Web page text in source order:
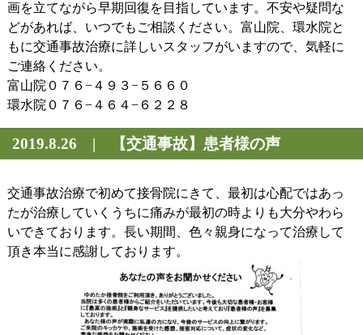
画を立てながら早期回復を目指しています。不安や疑問な
どがあれば、いつでもご相談ください。富山院、環水院と
もに交通事故治療に詳しいスタッフがいますので、気軽に
ご連絡ください。
富山院０７６−４９３−５６６０
環水院０７６−４６４−６２２８
2019.8.26 | 【交通事故】患者様の声
交通事故治療で初めて接骨院にきて、最初は心配ではあっ
たが治療していくうちに痛みが最初の時よりも大分やわら
いできております。長い期間、色々親身になって治療して
頂き本当に感謝しております。